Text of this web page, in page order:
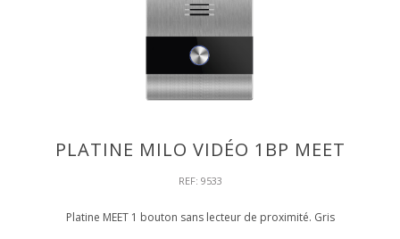
PLATINE MILO VIDÉO 1BP MEET
REF: 9533
Platine MEET 1 bouton sans lecteur de proximité. Gris